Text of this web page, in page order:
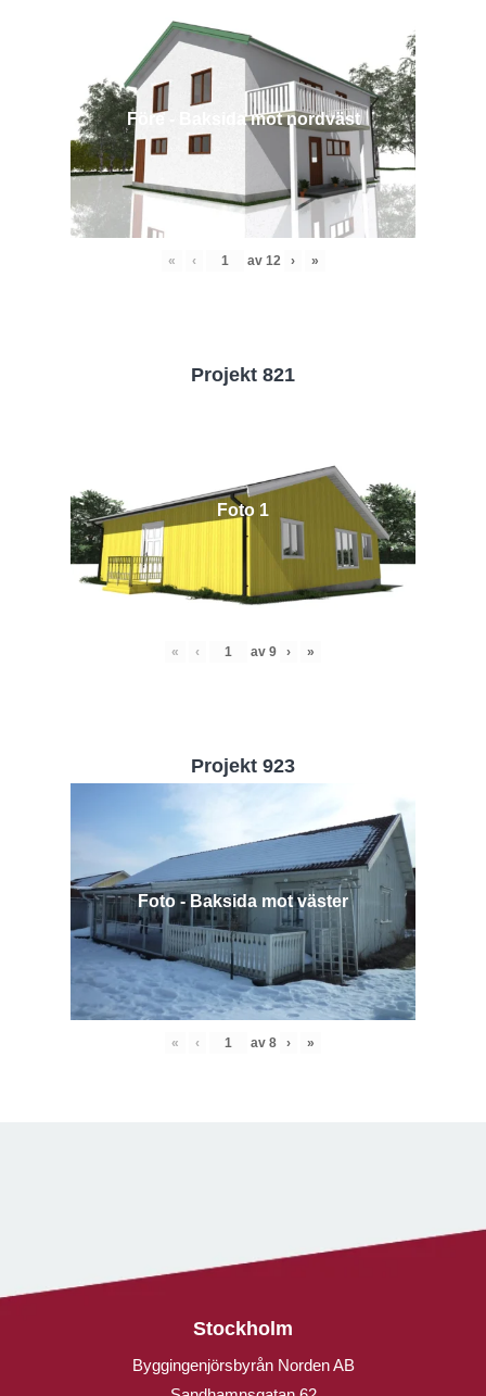
Före - Baksida mot nordväst
« ‹ av 12 › »
Projekt 821
Foto 1
« ‹ av 9 › »
Projekt 923
Foto - Baksida mot väster
« ‹ av 8 › »
Stockholm
Byggingenjörsbyrån Norden AB